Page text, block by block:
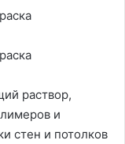
раствор,
и
стен и потолков